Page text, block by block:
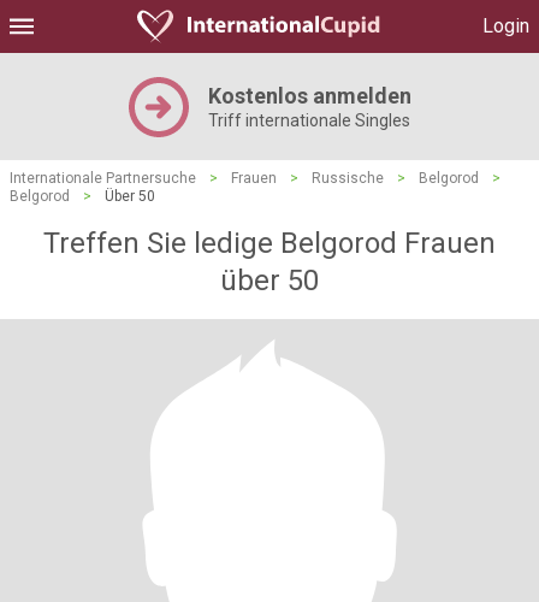
Login
Kostenlos anmelden
Triff internationale Singles
Internationale Partnersuche > Frauen > Russische > Belgorod
>
Belgorod
> Über 50
Treffen Sie ledige Belgorod Frauen
über 50